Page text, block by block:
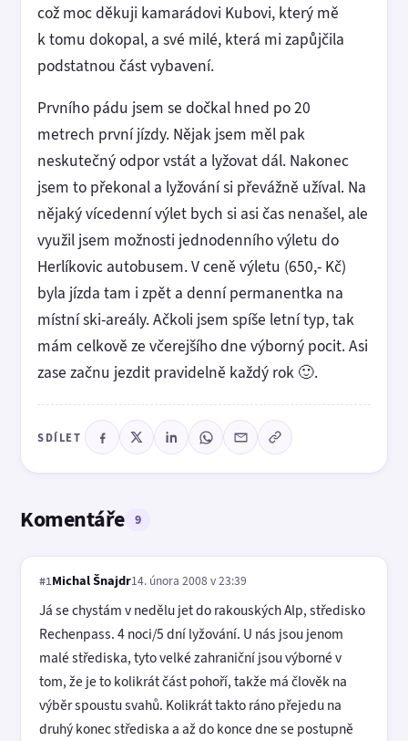
což moc děkuji kamarádovi Kubovi, který mě
k tomu dokopal, a své milé, která mi zapůjčila
podstatnou část vybavení.
Prvního pádu jsem se dočkal hned po 20
metrech první jízdy. Nějak jsem měl pak
neskutečný odpor vstát a lyžovat dál. Nakonec
jsem to překonal a lyžování si převážně užíval. Na
nějaký vícedenní výlet bych si asi čas nenašel, ale
využil jsem možnosti jednodenního výletu do
Herlíkovic autobusem. V ceně výletu (650,- Kč)
byla jízda tam i zpět a denní permanentka na
místní ski-areály. Ačkoli jsem spíše letní typ, tak
mám celkově ze včerejšího dne výborný pocit. Asi
zase začnu jezdit pravidelně každý rok 🙂.
SDÍLET
Komentáře 9
#1Michal Šnajdr14. února 2008 v 23:39
Já se chystám v nedělu jet do rakouských Alp, středisko
Rechenpass. 4 noci/5 dní lyžování. U nás jsou jenom
malé střediska, tyto velké zahraniční jsou výborné v
tom, že je to kolikrát část pohoří, takže má člověk na
výběr spoustu svahů. Kolikrát takto ráno přejedu na
druhý konec střediska a až do konce dne se postupně